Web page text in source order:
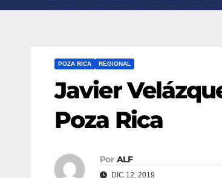
POZA RICA REGIONAL
Javier
Poza Rica
Por ALF
DIC 12, 2019